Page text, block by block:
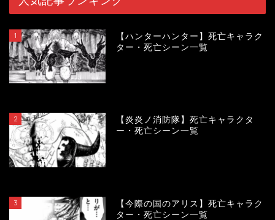
1
【ハンターハンター】死亡キャラク
ター・死亡シーン一覧
2
【炎炎ノ消防隊】死亡キャラクタ
ー・死亡シーン一覧
3
【今際の国のアリス】死亡キャラク
ター・死亡シーン一覧